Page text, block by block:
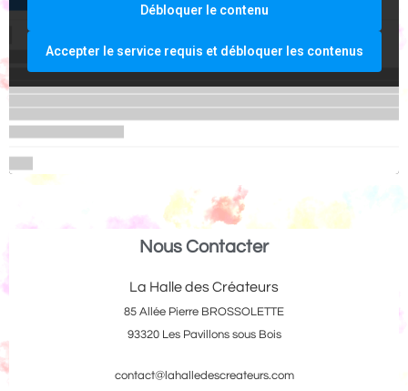
Débloquer le contenu
Accepter le service requis et débloquer les contenus
Nous Contacter
La Halle des Créateurs
85 Allée Pierre BROSSOLETTE
93320 Les Pavillons sous Bois
contact@lahalledescreateurs.com